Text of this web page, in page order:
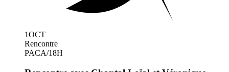
1OCT
Rencontre
PACA/18H